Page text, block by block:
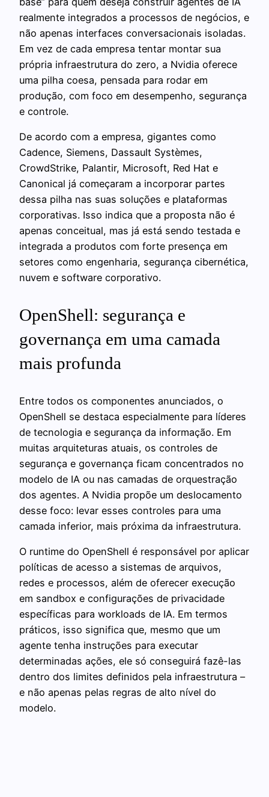
realmente integrados a processos de negócios, e
não apenas interfaces conversacionais isoladas.
Em vez de cada empresa tentar montar sua
própria infraestrutura do zero, a Nvidia oferece
uma pilha coesa, pensada para rodar em
produção, com foco em desempenho, segurança
e controle.
De acordo com a empresa, gigantes como
Cadence, Siemens, Dassault Systèmes,
CrowdStrike, Palantir, Microsoft, Red Hat e
Canonical já começaram a incorporar partes
dessa pilha nas suas soluções e plataformas
corporativas. Isso indica que a proposta não é
apenas conceitual, mas já está sendo testada e
integrada a produtos com forte presença em
setores como engenharia, segurança cibernética,
nuvem e software corporativo.
OpenShell: segurança e
governança em uma camada
mais profunda
Entre todos os componentes anunciados, o
OpenShell se destaca especialmente para líderes
de tecnologia e segurança da informação. Em
muitas arquiteturas atuais, os controles de
segurança e governança ficam concentrados no
modelo de IA ou nas camadas de orquestração
dos agentes. A Nvidia propõe um deslocamento
desse foco: levar esses controles para uma
camada inferior, mais próxima da infraestrutura.
O runtime do OpenShell é responsável por aplicar
políticas de acesso a sistemas de arquivos,
redes e processos, além de oferecer execução
em sandbox e configurações de privacidade
específicas para workloads de IA. Em termos
práticos, isso significa que, mesmo que um
agente tenha instruções para executar
determinadas ações, ele só conseguirá fazê-las
dentro dos limites definidos pela infraestrutura –
e não apenas pelas regras de alto nível do
modelo.